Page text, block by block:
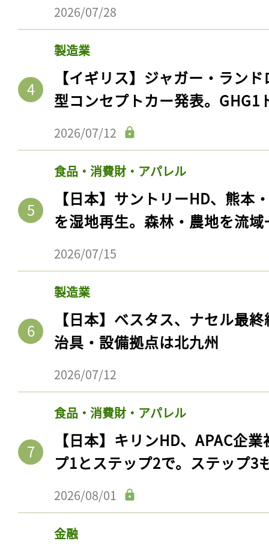
2026/07/28
製造業
【イギリス】ジャガー・ラン
型コンセプトカー発表。GHG1
2026/07/12
食品・消費財・アパレル
【日本】サントリーHD、熊本
を湿地再生。森林・農地を流
2026/07/15
製造業
【日本】ベスタス、ナセル最
治具・設備拠点は北九州
2026/07/12
食品・消費財・アパレル
【日本】キリンHD、APAC企
プ1とステップ2で。ステップ3
2026/08/01
金融
記事をお気に入りに
ログインが必
会員登録